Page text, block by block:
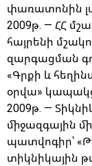
փառատոնին
2009թ. — ՀՀ
հայրենի
զարգացման
«Գրքի և
օրվա»
2009թ. —
միջազգային
պատվոգիր՝
տիկնիկային